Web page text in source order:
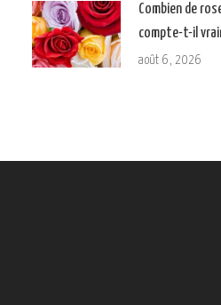
Combien de
compte-t-il
août 6, 2026